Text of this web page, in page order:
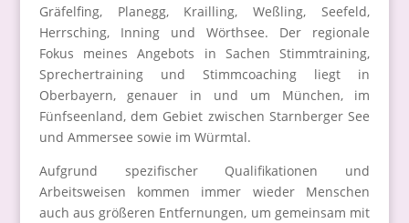
Gräfelfing, Planegg, Krailling, Weßling, Seefeld,
Herrsching, Inning und Wörthsee. Der regionale
Fokus meines Angebots in Sachen Stimmtraining,
Sprechertraining und Stimmcoaching liegt in
Oberbayern, genauer in und um München, im
Fünfseenland, dem Gebiet zwischen Starnberger See
und Ammersee sowie im Würmtal.
Aufgrund spezifischer Qualifikationen und
Arbeitsweisen kommen immer wieder Menschen
auch aus größeren Entfernungen, um gemeinsam mit